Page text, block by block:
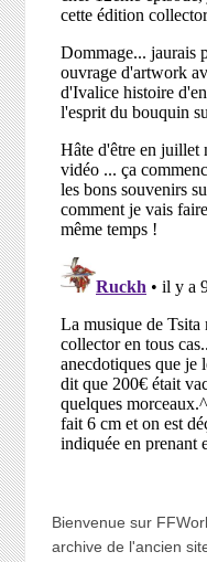
Bienvenue sur
archive de l'ancien